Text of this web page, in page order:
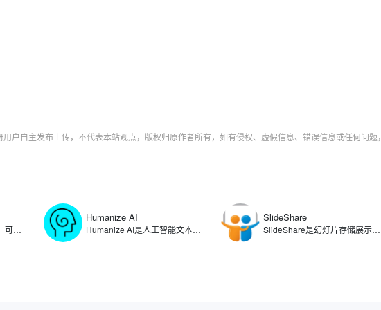
户自主发布上传，不代表本站观点，版权归原作者所有，如有侵权、虚假信息、错误信息或任何问题，
Linktree是链接聚合工具，可以在用户的社交媒体个人资料中提供一个可点击链接列表，让用户将自己的个人资料、文章、产品、项目等链接整合在一个页面上，方便粉丝和客户一键访问。通过使用Linktree，可满足用户在多个社交平台统一管理分享内容的需求，简化了用户在不同社交媒体平台更新链接的复杂过程。
Humanize AI
Humanize AI是人工智能文本转换工具，可将人工智能生成的内容转化为自然流畅的人类写作，生成能够绕过各种AI检测工具的文本。Humanize AI通过算法重构文本结构、调整表达方式，有效消除AI生成的机械化痕迹，帮助用户规避内容检测系统的识别，确保文本在可读性和自然度上达到更高的标准。
SlideShare
SlideShare是幻灯片存储展示分享平台，专注于幻灯片分享，用户可上传、浏览、下载及分享各类幻灯片、文档、信息图表等内容，覆盖教育、商业、科技等领域。此外，SlideShare不仅支持多种文件格式，还提供社交功能，方便用户之间的学习交流和内容传播。